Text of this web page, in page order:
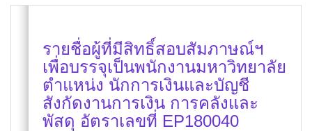
รายชื่อผู้ที่มีสิทธิ์สอบสัมภาษณ์ฯ
เพื่อบรรจุเป็นพนักงานมหาวิทยาลัย
ตำแหน่ง นักการเงินและบัญชี
สังกัดงานการเงิน การคลังและ
พัสดุ อัตราเลขที่ EP180040